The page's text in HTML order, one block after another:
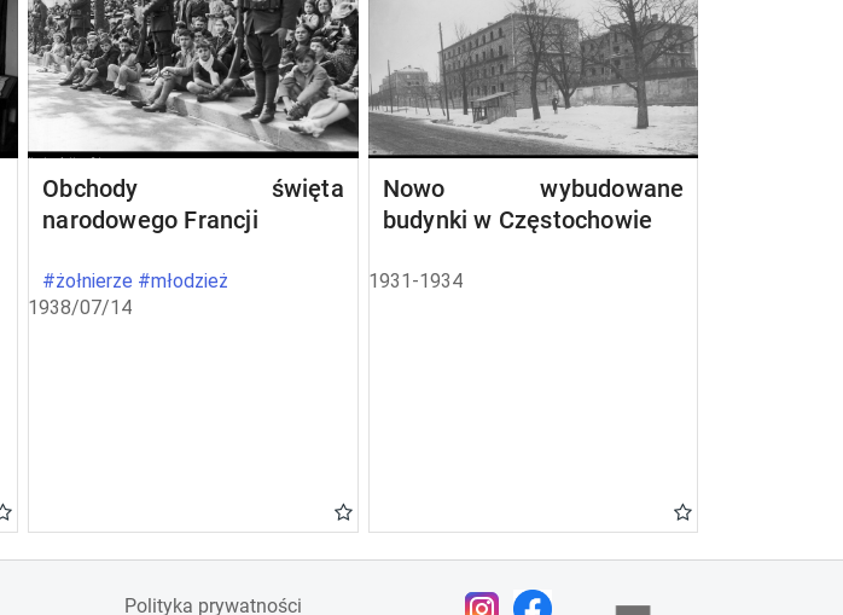
Obchody święta
narodowego Francji
#żołnierze #młodzież
1938/07/14
Nowo wybudowane
budynki w Częstochowie
1931-1934
Polityka prywatności